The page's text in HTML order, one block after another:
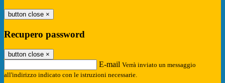
button close ×
Recupero password
button close ×
E-mail Verrà inviato un messaggio
all'indirizzo indicato con le istruzioni necessarie.